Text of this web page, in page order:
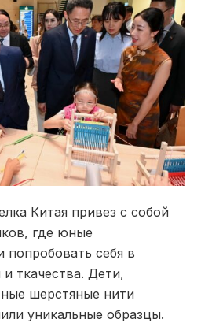
Китая привез с собой
где юные
попробовать себя в
и ткачества. Дети,
шерстяные нити
уникальные образцы.